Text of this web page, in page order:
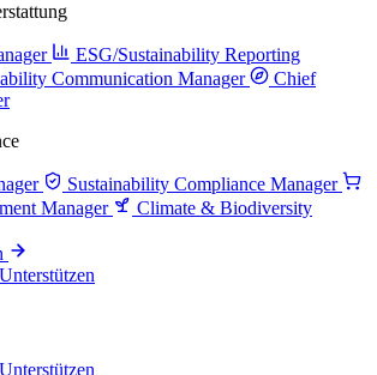
ESG/Sustainability Reporting
Communication Manager
Chief
Sustainability Compliance Manager
Manager
Climate & Biodiversity
Unterstützen
Unterstützen